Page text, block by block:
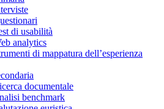
di usabilità
analytics
di mappatura dell’esperienza
documentale
benchmark